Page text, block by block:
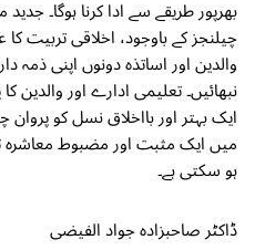
بھرپور طریقے سے ادا کرنا ہوگا۔
چیلنجز کے باوجود، اخلاقی تربیت
والدین اور اساتذہ دونوں اپنی
نبھائیں۔ تعلیمی ادارے اور
ایک بہتر اور بااخلاق نسل کو
میں ایک مثبت اور مضبوط معاشرہ
ہو سکتی ہے۔
ڈاکٹر صاحبزادہ جواد الفیضی